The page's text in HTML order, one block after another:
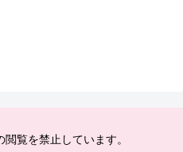
覧を禁止しています。